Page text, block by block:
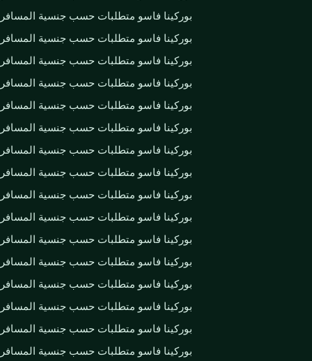
بوركينا فاسو متطلبات حسب جنسية المسافر
بوركينا فاسو متطلبات حسب جنسية المسافر
بوركينا فاسو متطلبات حسب جنسية المسافر
بوركينا فاسو متطلبات حسب جنسية المسافر
بوركينا فاسو متطلبات حسب جنسية المسافر
بوركينا فاسو متطلبات حسب جنسية المسافر
بوركينا فاسو متطلبات حسب جنسية المسافر
بوركينا فاسو متطلبات حسب جنسية المسافر
بوركينا فاسو متطلبات حسب جنسية المسافر
بوركينا فاسو متطلبات حسب جنسية المسافر
بوركينا فاسو متطلبات حسب جنسية المسافر
بوركينا فاسو متطلبات حسب جنسية المسافر
بوركينا فاسو متطلبات حسب جنسية المسافر
بوركينا فاسو متطلبات حسب جنسية المسافر
بوركينا فاسو متطلبات حسب جنسية المسافر
بوركينا فاسو متطلبات حسب جنسية المسافر